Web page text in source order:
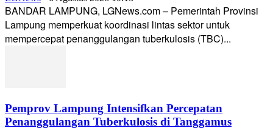
BANDAR LAMPUNG, LGNews.com – Pemerintah Provinsi
Lampung memperkuat koordinasi lintas sektor untuk
mempercepat penanggulangan tuberkulosis (TBC)...
Pemprov Lampung Intensifkan Percepatan
Penanggulangan Tuberkulosis di Tanggamus